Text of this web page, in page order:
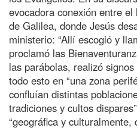
evocadora conexión entre
de Galilea, donde Jesús
ministerio: “Allí escogió y
proclamó las
las parábolas, realizó
todo esto en “una zona
confluían distintas
tradiciones y cultos
“geográfica y